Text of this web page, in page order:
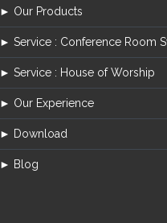
► Our Products
► Service : Conference Room
► Service : House of Worship
► Our Experience
► Download
► Blog